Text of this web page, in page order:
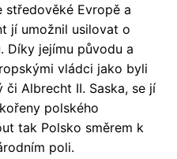
Evropě a
jí umožnil usilovat o
Díky jejímu původu a
vládci jako byli
Albrecht II. Saska, se jí
polského
tak Polsko směrem k
poli.